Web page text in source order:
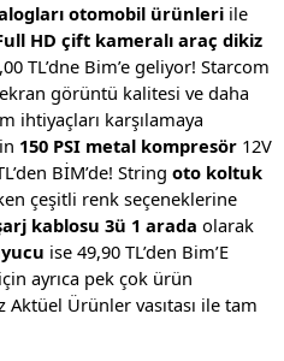
otomobil ürünleriile
HD çift kameralı araç dikiz
TL’dne Bim’e geliyor! Starcom
görüntü kalitesi ve daha
ihtiyaçları karşılamaya
150 PSI metal kompresör12V
BİM’de! String oto koltuk
çeşitli renk seçeneklerine
kablosu 3ü 1 arada olarak
ise 49,90 TL’den Bim’E
ayrıca pek çok ürün
Ürünler vasıtası ile tam